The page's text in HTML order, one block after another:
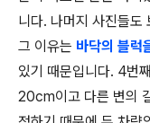
니다. 나머지 사진들도
그 이유는 바닥의 블럭
있기 때문입니다. 4번
20cm이고 다른 변의